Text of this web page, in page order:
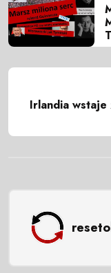
Irlandia wstaje